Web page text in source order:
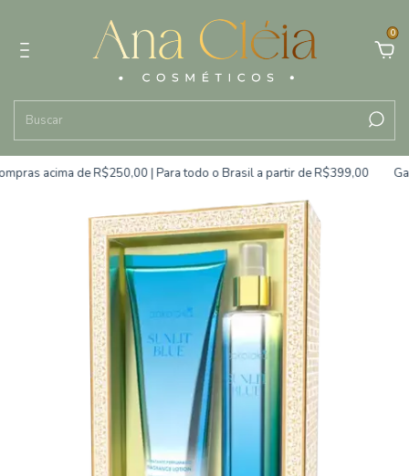
0
acima de R$250,00 | Para todo o Brasil a partir de R$399,00